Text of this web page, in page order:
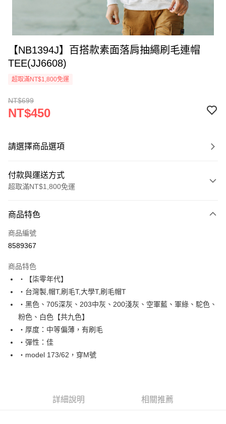
【NB1394J】百搭款素面落肩抽繩刷毛連帽
TEE(JJ6608)
超取滿NT$1,800免運
NT$699
NT$450
請選擇商品選項
付款與運送方式
超取滿NT$1,800免運
信用卡一次付款
超商取貨付款
Apple Pay
街口支付
悠遊付
Google Pay
AFTEE先享後付
１．簡單：不需註冊會員、不需綁卡、不需儲值。
商品特色
商品編號
8589367
商品特色
‧【柒零年代】
‧台灣製,帽T,刷毛T,大學T,刷毛帽T
‧黑色、705深灰、203中灰、200淺灰、空軍藍、軍綠、駝色、
粉色、白色【共九色】
‧厚度：中等偏薄，有刷毛
‧彈性：佳
‧model 173/62，穿M號
詳細說明 相關推薦